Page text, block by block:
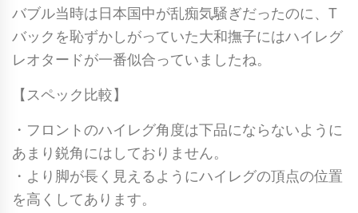
ー
ド
/
ブ
ー
個
バブル当時は日本国中が乱痴気騒ぎだったのに、T
バックを恥ずかしがっていた大和撫子にはハイレグ
レオタードが一番似合っていましたね。
【スペック比較】
・フロントのハイレグ角度は下品にならないように
あまり鋭角にはしておりません。
・より脚が長く見えるようにハイレグの頂点の位置
を高くしてあります。